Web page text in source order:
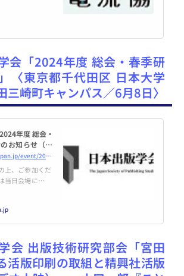
した電子図書館
書館の現状、電
ト結果の概要と
子図書館事例の
館担当者からの
館」のこれから
ィスカッション
会「2024年度 総会・春季研
〈東京都千代田区 日本大学
三崎町キャンパス／6月8日〉
年度 総会・
お知らせ（20
| 日本出版学
https://www.shuppan.jp/event/2024/05/10/2992/
上、ご参加くだ
当日会場にて受
時： 2024年6
～17:40（予
会 出版技術研究部会「宮田
活版印刷の取組と精興社活版